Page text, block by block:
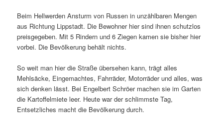
Beim Hellwerden Ansturm von Russen in unzählbaren Mengen
aus Richtung Lipp­stadt. Die Bewohner hier sind ihnen schutz­los
preisgegeben. Mit 5 Rindern und 6 Zie­gen kamen sie bisher hier
vorbei. Die Be­völkerung behält nichts.
So weit man hier die Straße übersehen kann, trägt alles
Mehlsäcke, Eingemachtes, Fahrräder, Motorräder und alles, was
sich denken lässt. Bei Engelbert Schröer machen sie im Garten
die Kartoffelmiete leer. Heu­te war der schlimmste Tag,
Entsetzliches macht die Bevölkerung durch.